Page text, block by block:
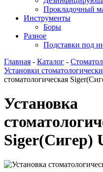
Прокладочный
Инструменты
Боры
Разное
Подставки под
Главная - Каталог -
Установки
стоматологическая
Установка
Siger(Сигер)